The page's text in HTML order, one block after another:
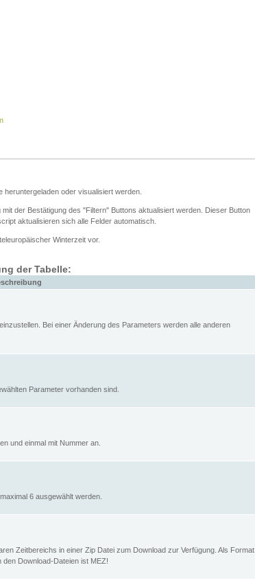
oder visualisiert werden.
der Bestätigung des "Filtern" Buttons aktualisiert werden. Dieser Button
aktualisieren sich alle Felder automatisch.
Winterzeit vor.
der Tabelle:
Bei einer Änderung des Parameters werden alle anderen
Parameter vorhanden sind.
und einmal mit Nummer an.
6 ausgewählt werden.
Zeitbereichs in einer Zip Datei zum Download zur Verfügung. Als Format
Download-Dateien ist MEZ!